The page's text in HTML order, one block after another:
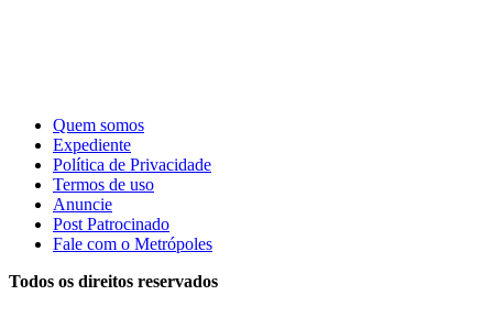
Quem somos
Expediente
Política de Privacidade
Termos de uso
Anuncie
Post Patrocinado
Fale com o Metrópoles
Todos os direitos reservados